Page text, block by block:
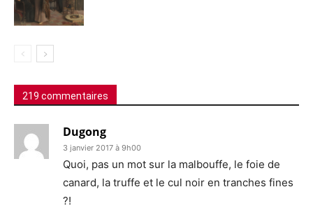
219 commentaires
Dugong
3 janvier 2017 à 9h00
Quoi, pas un mot sur la malbouffe, le foie de
canard, la truffe et le cul noir en tranches fines
?!